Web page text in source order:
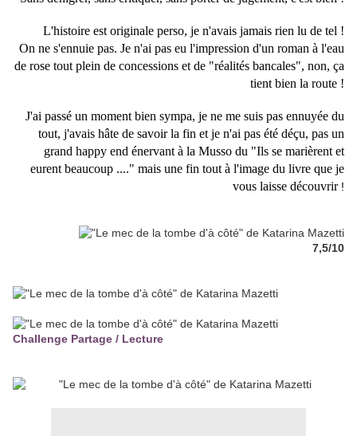
L'histoire est originale perso, je n'avais jamais rien lu de tel !
On ne s'ennuie pas. Je n'ai pas eu l'impression d'un roman à l'eau
de rose tout plein de concessions et de "réalités bancales", non, ça
tient bien la route !
J'ai passé un moment bien sympa, je ne me suis pas ennuyée du
tout, j'avais hâte de savoir la fin et je n'ai pas été déçu, pas un
grand happy end énervant à la Musso du "Ils se marièrent et
eurent beaucoup ...." mais une fin tout à l'image du livre que je
vous laisse découvrir !
7,5/10
Challenge Partage / Lecture